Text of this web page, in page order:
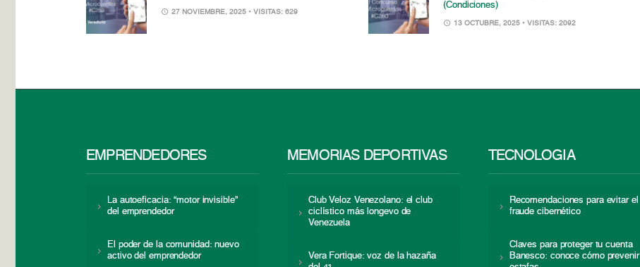
27 NOVIEMBRE, 2025 • VISITAS: 629
(Condiciones)
13 OCTUBRE, 2025 • VISITAS: 2092
EMPRENDEDORES
La autoeficacia: “motor invisible”
del emprendedor
El poder de la comunidad: nuevo
activo del emprendedor
MEMORIAS DEPORTIVAS
Club Veloz Venezolano: el club
ciclístico más longevo de
Venezuela
Vera Fortique: voz de la hazaña
TECNOLOGÍA
Recomendaciones para evitar el
fraude cibernético
Claves para proteger tu cuenta
Banesco: conoce cómo prevenir